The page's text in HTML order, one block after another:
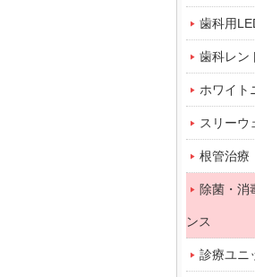
歯科用
歯科レン
ホワイト
スリーウ
根管治療
除菌・消
ンス
診療ユニ